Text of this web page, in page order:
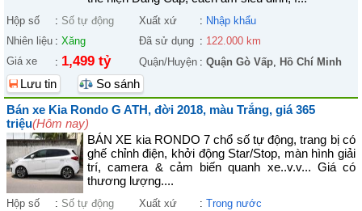
Hộp số : Số tự động Xuất xứ : Nhập khẩu
Nhiên liệu : Xăng Đã sử dụng : 122.000 km
Giá xe
: 1,499 tỷ Quận/Huyện : Quận Gò Vấp, Hồ Chí Minh
Lưu tin
So sánh
Bán xe Kia Rondo G ATH, đời 2018, màu Trắng, giá 365
triệu(Hôm nay)
BÁN XE kia RONDO 7 chổ số tự động, trang bị có
ghế chỉnh điện, khởi động Star/Stop, màn hình giải
trí, camera & cảm biến quanh xe..v.v... Giá có
thương lượng....
Hộp số : Số tự động Xuất xứ : Trong nước